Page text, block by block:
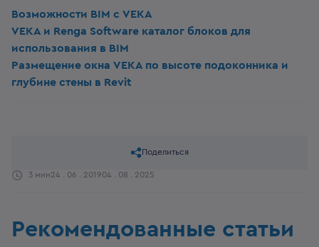
Возможности BIM с VEKA
VEKA и Renga Software каталог блоков для
использования в BIM
Размещение окна VEKA по высоте подоконника и
глубине стены в Revit
3 мин24 . 06 . 201904 . 08 . 2025
Поделиться
Рекомендованные статьи